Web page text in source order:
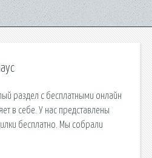
раздел с бесплатными онлайн
в себе. У нас представлены
бесплатно. Мы собрали